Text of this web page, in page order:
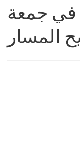
في جمعة
المسار